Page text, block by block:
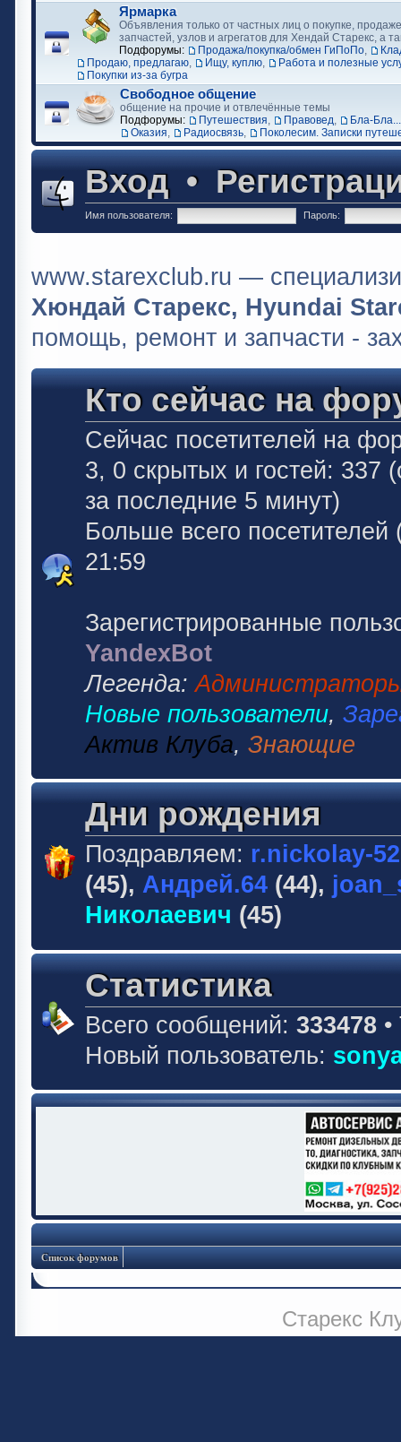
Ярмарка
Объявления только от частных лиц о покупке,
запчастей, узлов и агрегатов для Хендай Старекс, а
Подфорумы:
Продажа/покупка/обмен ГиПоПо,
Продаю, предлагаю, Ищу, куплю,
Работа и полезные
Покупки из-за бугра
Свободное общение
общение на прочие и отвлечённые темы
Подфорумы:
Путешествия, Правовед,
Бла-Бла...
Оказия, Радиосвязь, Поколесим. Записки
Вход•
Имя пользователя: Пароль:
www.starexclub.ru —
Хюндай Старекс, Hyundai
помощь, ремонт и запчасти -
Кто сейчас на
Сейчас посетителей на
3, 0 скрытых и гостей: 337
за последние 5 минут)
Больше всего посетителей
21:59
Зарегистрированные
YandexBot
Легенда:
Новые пользователи,
Актив Клуба, Знающие
Дни рождения
Поздравляем: r.nickolay-
(45), Андрей.64 (44),
Николаевич (45)
Статистика
Всего сообщений: 333478
Новый пользователь:
Список форумов
Старекс